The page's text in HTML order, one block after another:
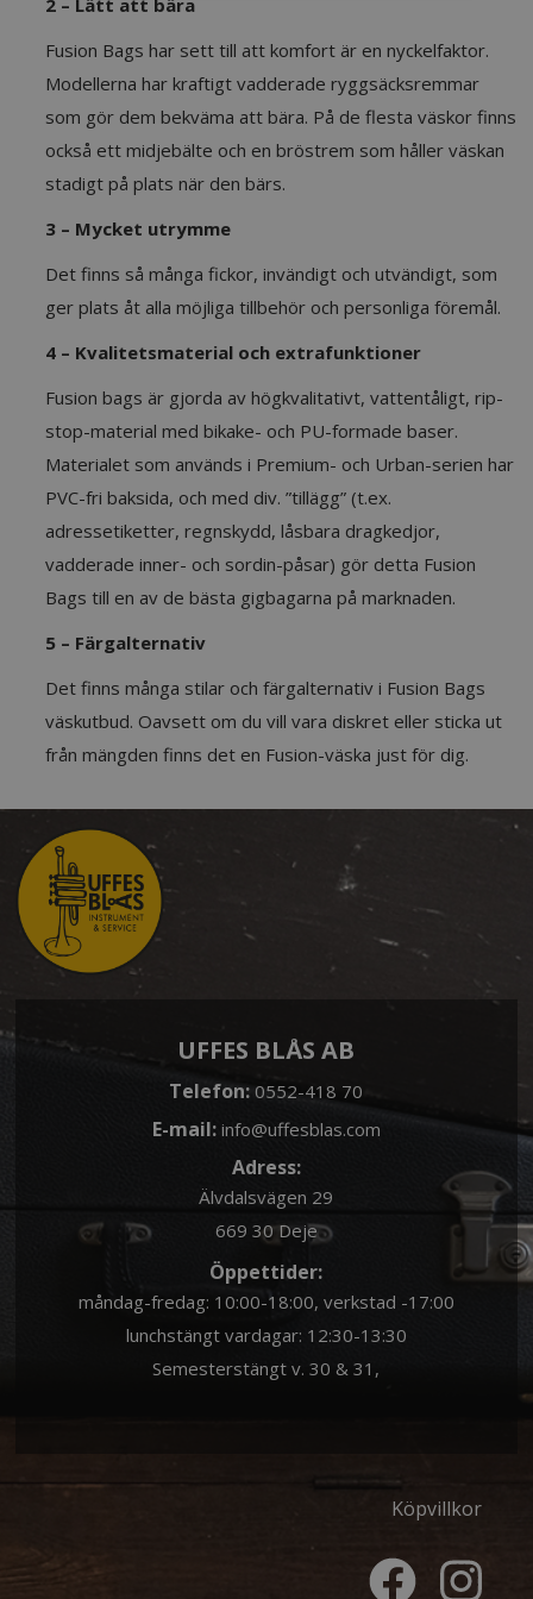
Fusion Bags har sett till att komfort är en nyckelfaktor.
Modellerna har kraftigt vadderade ryggsäcksremmar
som gör dem bekväma att bära. På de flesta väskor finns
också ett midjebälte och en bröstrem som håller väskan
stadigt på plats när den bärs.
3 – Mycket utrymme
Det finns så många fickor, invändigt och utvändigt, som
ger plats åt alla möjliga tillbehör och personliga föremål.
4 – Kvalitetsmaterial och extrafunktioner
Fusion bags är gjorda av högkvalitativt, vattentåligt, rip-
stop-material med bikake- och PU-formade baser.
Materialet som används i Premium- och Urban-serien har
PVC-fri baksida, och med div. ”tillägg” (t.ex.
adressetiketter, regnskydd, låsbara dragkedjor,
vadderade inner- och sordin-påsar) gör detta Fusion
Bags till en av de bästa gigbagarna på marknaden.
5 – Färgalternativ
Det finns många stilar och färgalternativ i Fusion Bags
väskutbud. Oavsett om du vill vara diskret eller sticka ut
från mängden finns det en Fusion-väska just för dig.
UFFES BLÅS AB
Telefon:0552-418 70
E-mail: info@uffesblas.com
Adress:
Älvdalsvägen 29
669 30 Deje
Öppettider:
måndag-fredag: 10:00-18:00, verkstad -17:00
lunchstängt vardagar: 12:30-13:30
Semesterstängt v. 30 & 31,
Köpvillkor